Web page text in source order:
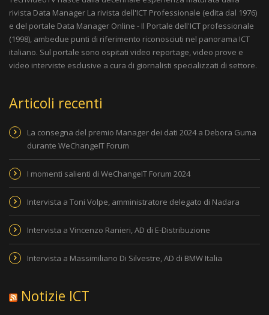
rivista Data Manager La rivista dell'ICT Professionale (edita dal 1976)
e del portale Data Manager Online - Il Portale dell'ICT professionale
(1998), ambedue punti di riferimento riconosciuti nel panorama ICT
italiano. Sul portale sono ospitati video reportage, video prove e
video interviste esclusive a cura di giornalisti specializzati di settore.
Articoli recenti
La consegna del premio Manager dei dati 2024 a Debora Guma
durante WeChangeIT Forum
I momenti salienti di WeChangeIT Forum 2024
Intervista a Toni Volpe, amministratore delegato di Nadara
Intervista a Vincenzo Ranieri, AD di E-Distribuzione
Intervista a Massimiliano Di Silvestre, AD di BMW Italia
Notizie ICT